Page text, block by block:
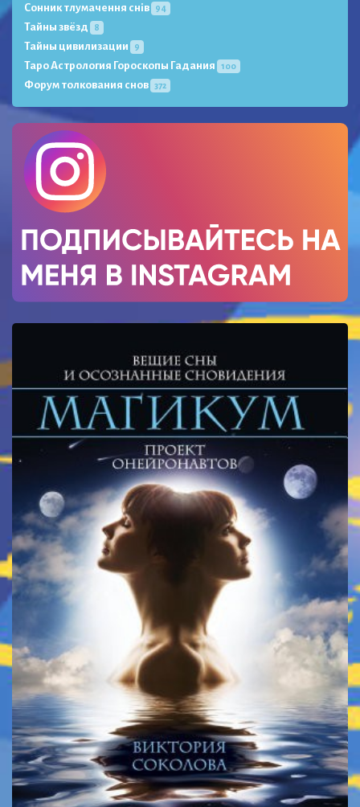
Сонник тлумачення снів 94
Тайны звёзд 8
Тайны цивилизации 9
Таро Астрология Гороскопы Гадания 100
Форум толкования снов 372